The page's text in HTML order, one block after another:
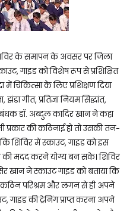
के समापन के अवसर पर जिला
गाइड को विशेष रूप से प्रशिक्षित
चिकित्सा के लिए प्रशिक्षण दिया
झंडा गीत, प्रतिज्ञा नियम सिद्धांत,
डॉ. अब्दुल कादिर खान ने कहा
की कठिनाई हो तो उसकी तन-
शिविर में स्काउट, गाइड को इस
की मदद करने योग्य बन सके। शिविर
खान ने स्काउट गाइड को बताया कि
परिश्रम और लगन से ही अपने
गाइड की ट्रेनिंग प्राप्त करना अपने